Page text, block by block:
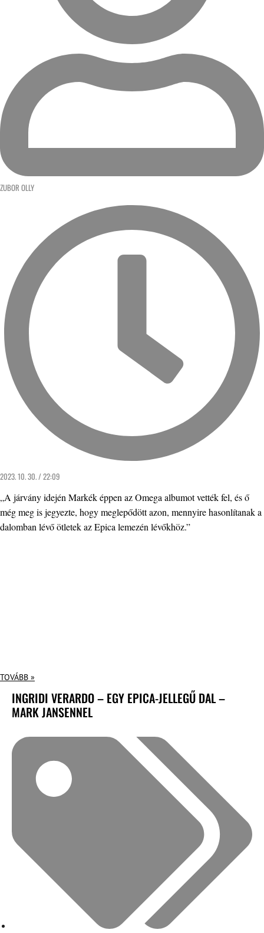
ZUBOR OLLY
2023. 10. 30. / 22:09
„A járvány idején Markék éppen az Omega albumot vették fel, és ő
még meg is jegyezte, hogy meglepődött azon, mennyire hasonlítanak a
dalomban lévő ötletek az Epica lemezén lévőkhöz.”
TOVÁBB »
INGRIDI VERARDO – EGY EPICA-JELLEGŰ DAL –
MARK JANSENNEL